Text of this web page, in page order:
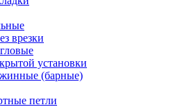
врезки
установки
(барные)
петли